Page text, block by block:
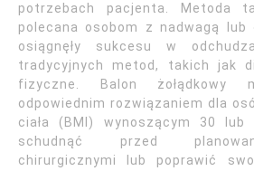
potrzebach pacjenta. Metoda
polecana osobom z nadwagą lub
osiągnęły sukcesu w
tradycyjnych metod, takich jak
fizyczne. Balon żołądkowy
odpowiednim rozwiązaniem dla
ciała (BMI) wynoszącym 30
schudnąć przed
chirurgicznymi lub poprawić